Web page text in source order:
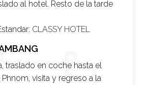
al hotel. Resto de la tarde
CLASSY HOTEL
traslado en coche hasta el
visita y regreso a la